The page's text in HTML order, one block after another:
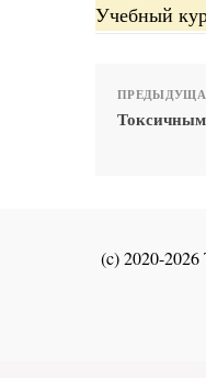
Учебный
(c) 2020-2026